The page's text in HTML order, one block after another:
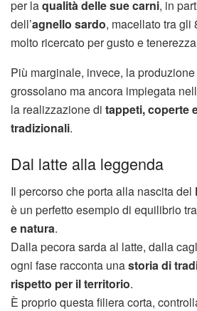
per laqualità delle sue carni, in
dell’agnello sardo, macellato tra gli
molto ricercato per gusto e
Più marginale, invece, la
grossolano ma ancora impiegata
la realizzazione di tappeti, coperte
tradizionali.
Dal latte alla leggenda
Il percorso che porta alla nascita del
è un perfetto esempio di equilibrio tra
e natura.
Dalla pecora sarda al latte, dalla
ogni fase racconta unastoria di
rispetto per il territorio.
È proprio questa filiera corta,